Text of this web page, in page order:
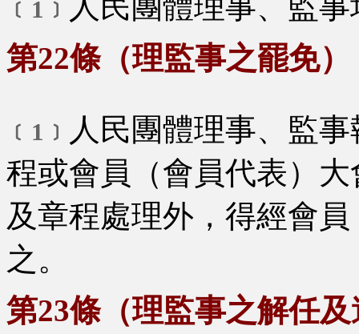
﹝1﹞
第22條（理監事之罷免）
﹝1﹞ 人民團體理事、監
程或會員（會員代表）
及章程處理外，得經會
之。
第23條（理監事之解任